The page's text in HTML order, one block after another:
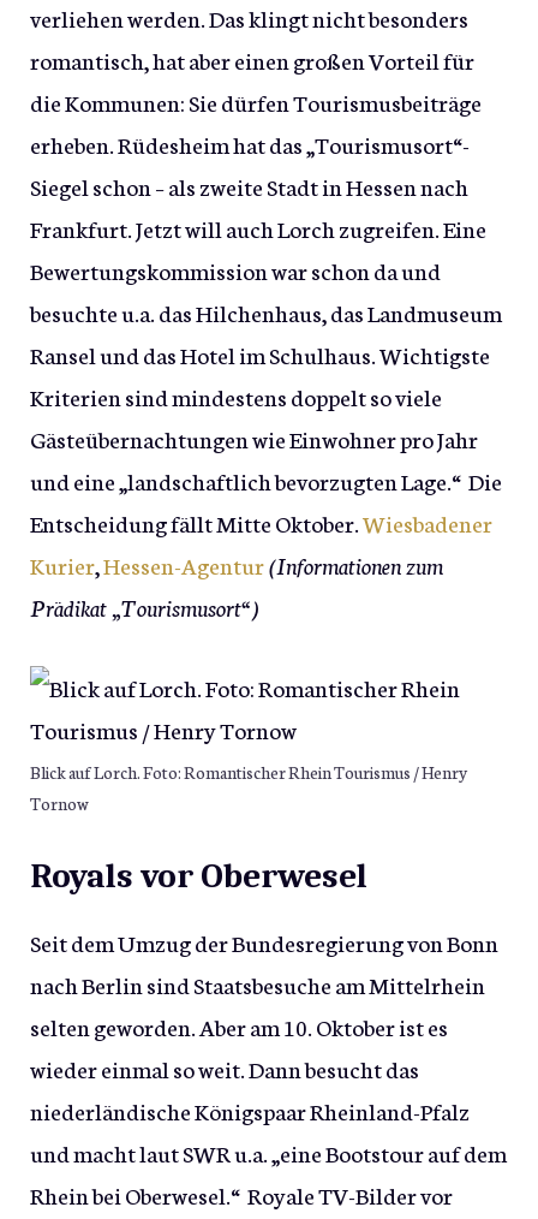
verliehen werden. Das klingt nicht besonders
romantisch, hat aber einen großen Vorteil für
die Kommunen: Sie dürfen Tourismusbeiträge
erheben. Rüdesheim hat das „Tourismusort“-
Siegel schon – als zweite Stadt in Hessen nach
Frankfurt. Jetzt will auch Lorch zugreifen. Eine
Bewertungskommission war schon da und
besuchte u.a. das Hilchenhaus, das Landmuseum
Ransel und das Hotel im Schulhaus. Wichtigste
Kriterien sind mindestens doppelt so viele
Gästeübernachtungen wie Einwohner pro Jahr
und eine „landschaftlich bevorzugten Lage.“ Die
Entscheidung fällt Mitte Oktober.Wiesbadener
Kurier,Hessen-Agentur(Informationen zum
Prädikat „Tourismusort“)
Blick auf Lorch. Foto: Romantischer Rhein Tourismus / Henry
Tornow
Royals vor Oberwesel
Seit dem Umzug der Bundesregierung von Bonn
nach Berlin sind Staatsbesuche am Mittelrhein
selten geworden. Aber am 10. Oktober ist es
wieder einmal so weit. Dann besucht das
niederländische Königspaar Rheinland-Pfalz
und macht laut SWR u.a. „eine Bootstour auf dem
Rhein bei Oberwesel.“ Royale TV-Bilder vor